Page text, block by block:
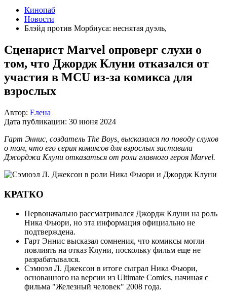
Кинопаб
Новости
Блэйд против Морбиуса: неснятая дуэль,
Сценарист Marvel опроверг слухи о
том, что Джордж Клуни отказался от
участия в MCU из-за комикса для
взрослых
Автор: Елена
Дата публикации: 30 июня 2024
Гарт Эннис, создатель The Boys, высказался по поводу слухов
о том, что его серия комиксов для взрослых заставила
Джорджа Клуни отказаться от роли главного героя Marvel.
КРАТКО
Первоначально рассматривался Джордж Клуни на роль
Ника Фьюри, но эта информация официально не
подтверждена.
Гарт Эннис высказал сомнения, что комиксы могли
повлиять на отказ Клуни, поскольку фильм еще не
разрабатывался.
Сэмюэл Л. Джексон в итоге сыграл Ника Фьюри,
основанного на версии из Ultimate Comics, начиная с
фильма "Железный человек" 2008 года.